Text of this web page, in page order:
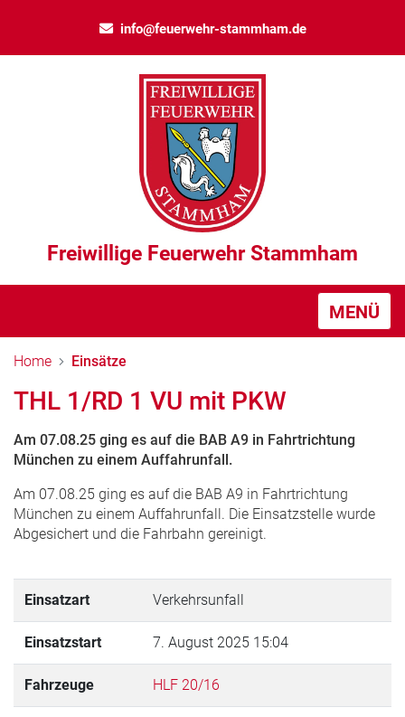
info@feuerwehr-stammham.de
Freiwillige Feuerwehr Stammham
MENÜ
Home Einsätze
THL 1/RD 1 VU mit PKW
Am 07.08.25 ging es auf die BAB A9 in Fahrtrichtung
München zu einem Auffahrunfall.
Am 07.08.25 ging es auf die BAB A9 in Fahrtrichtung
München zu einem Auffahrunfall. Die Einsatzstelle wurde
Abgesichert und die Fahrbahn gereinigt.
Einsatzart Verkehrsunfall
Einsatzstart 7. August 2025 15:04
Fahrzeuge HLF 20/16